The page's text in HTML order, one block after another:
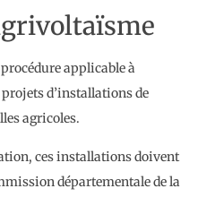
applicable à
d’installations de
agricoles.
ces installations doivent
départementale de la